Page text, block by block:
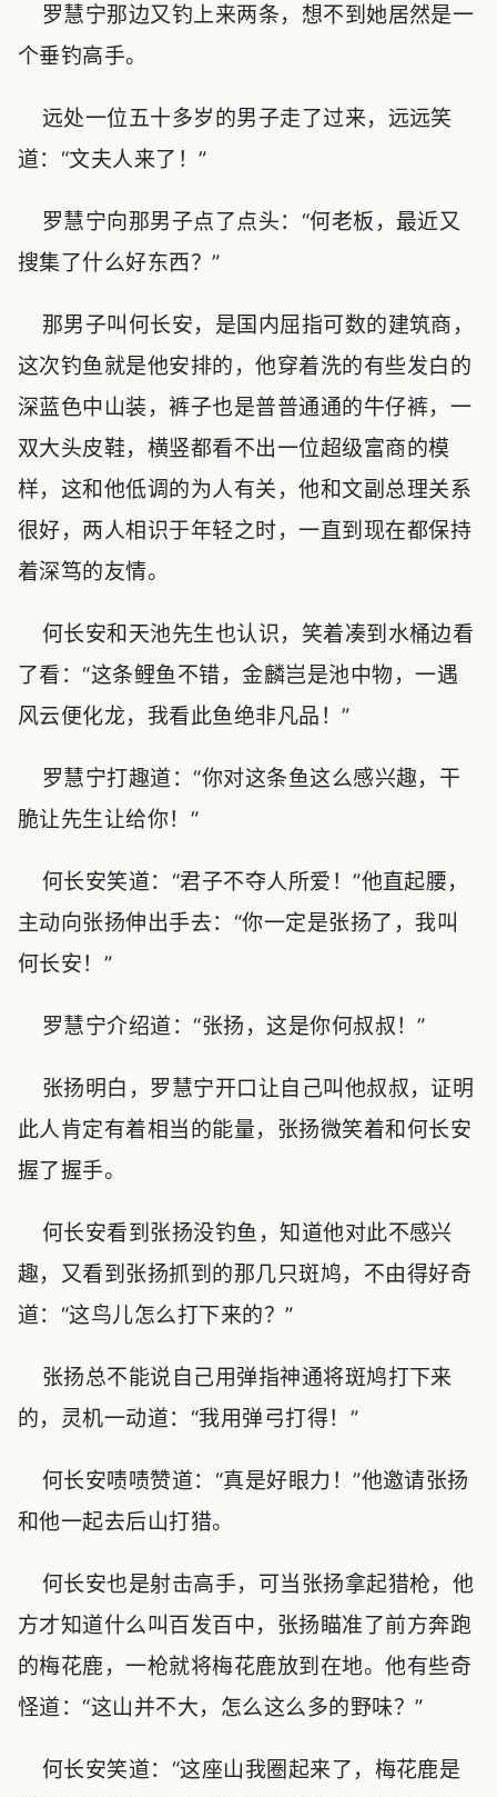
罗慧宁那边又钓上来两条，想不到她居然是一
个垂钓高手。
远处一位五十多岁的男子走了过来，远远笑
道：“文夫人来了！”
罗慧宁向那男子点了点头：“何老板，最近又
搜集了什么好东西？”
那男子叫何长安，是国内屈指可数的建筑商，
这次钓鱼就是他安排的，他穿着洗的有些发白的
深蓝色中山装，裤子也是普普通通的牛仔裤，一
双大头皮鞋，横竖都看不出一位超级富商的模
样，这和他低调的为人有关，他和文副总理关系
很好，两人相识于年轻之时，一直到现在都保持
着深笃的友情。
何长安和天池先生也认识，笑着凑到水桶边看
了看：“这条鲤鱼不错，金麟岂是池中物，一遇
风云便化龙，我看此鱼绝非凡品！”
罗慧宁打趣道：“你对这条鱼这么感兴趣，干
脆让先生让给你！”
何长安笑道：“君子不夺人所爱！”他直起腰，
主动向张扬伸出手去：“你一定是张扬了，我叫
何长安！”
罗慧宁介绍道：“张扬，这是你何叔叔！”
张扬明白，罗慧宁开口让自己叫他叔叔，证明
此人肯定有着相当的能量，张扬微笑着和何长安
握了握手。
何长安看到张扬没钓鱼，知道他对此不感兴
趣，又看到张扬抓到的那几只斑鸠，不由得好奇
道：“这鸟儿怎么打下来的？”
张扬总不能说自己用弹指神通将斑鸠打下来
的，灵机一动道：“我用弹弓打得！”
何长安啧啧赞道：“真是好眼力！”他邀请张扬
和他一起去后山打猎。
何长安也是射击高手，可当张扬拿起猎枪，他
方才知道什么叫百发百中，张扬瞄准了前方奔跑
的梅花鹿，一枪就将梅花鹿放到在地。他有些奇
怪道：“这山并不大，怎么这么多的野味？”
何长安笑道：“这座山我圈起来了，梅花鹿是